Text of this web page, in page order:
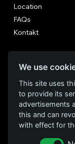
Facebook
Location
FAQs
Kontakt
Datenschutz
We use
This site uses
to provide its
advertisements
this and can
with effect for